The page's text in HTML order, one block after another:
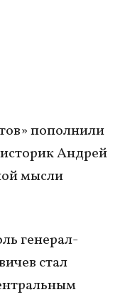
пополнили
Андрей
мысли
генерал-
стал